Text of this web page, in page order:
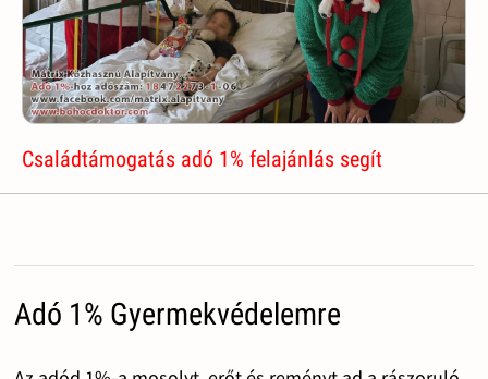
Családtámogatás adó 1% felajánlás segít
Adó 1% Gyermekvédelemre